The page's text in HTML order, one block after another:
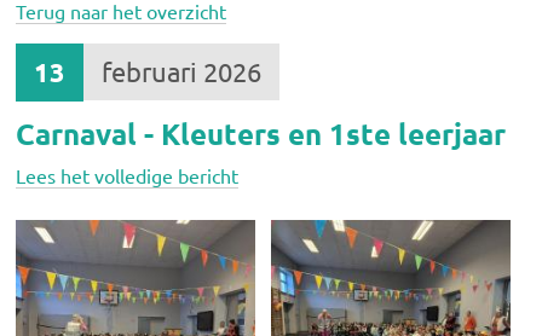
Terug naar het overzicht
13 februari 2026
Carnaval - Kleuters en 1ste leerjaar
Lees het volledige bericht